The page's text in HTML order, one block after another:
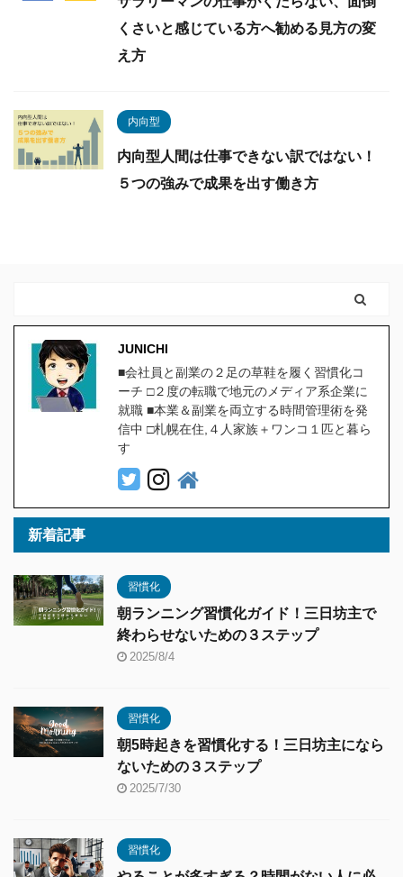
くさいと感じている方へ勧める見方の変
え方
内向型
内向型人間は仕事できない訳ではない！
５つの強みで成果を出す働き方
JUNICHI
■会社員と副業の２足の草鞋を履く習慣化コ
ーチ □２度の転職で地元のメディア系企業に
就職 ■本業＆副業を両立する時間管理術を発
信中 □札幌在住,４人家族＋ワンコ１匹と暮ら
す
新着記事
習慣化
朝ランニング習慣化ガイド！三日坊主で
終わらせないための３ステップ
2025/8/4
習慣化
朝5時起きを習慣化する！三日坊主になら
ないための３ステップ
2025/7/30
習慣化